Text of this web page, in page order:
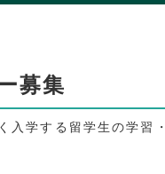
募集
入学する留学生の学習